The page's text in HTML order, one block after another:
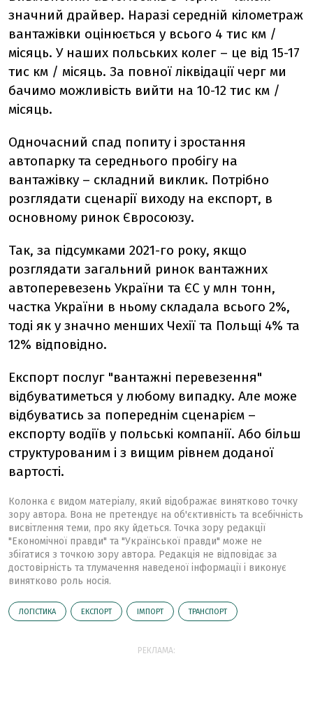
значний драйвер. Наразі середній кілометраж
вантажівки оцінюється у всього 4 тис км /
місяць. У наших польських колег – це від 15-17
тис км / місяць. За повної ліквідації черг ми
бачимо можливість вийти на 10-12 тис км /
місяць.
Одночасний спад попиту і зростання
автопарку та середнього пробігу на
вантажівку – складний виклик. Потрібно
розглядати сценарії виходу на експорт, в
основному ринок Євросоюзу.
Так, за підсумками 2021-го року, якщо
розглядати загальний ринок вантажних
автоперевезень України та ЄС у млн тонн,
частка України в ньому складала всього 2%,
тоді як у значно менших Чехії та Польщі 4% та
12% відповідно.
Експорт послуг "вантажні перевезення"
відбуватиметься у любому випадку. Але може
відбуватись за попереднім сценарієм –
експорту водіїв у польські компанії. Або більш
структурованим і з вищим рівнем доданої
вартості.
Колонка є видом матеріалу, який відображає винятково точку
зору автора. Вона не претендує на об'єктивність та всебічність
висвітлення теми, про яку йдеться. Точка зору редакції
"Економічної правди" та "Української правди" може не
збігатися з точкою зору автора. Редакція не відповідає за
достовірність та тлумачення наведеної інформації і виконує
винятково роль носія.
ЛОГІСТИКА ЕКСПОРТ ІМПОРТ ТРАНСПОРТ
РЕКЛАМА: